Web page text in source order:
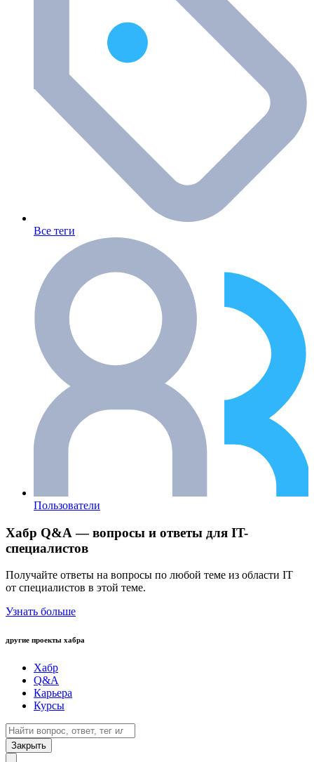
Все теги
Пользователи
Хабр Q&A — вопросы и ответы для IT-
специалистов
Получайте ответы на вопросы по любой теме из области IT
от специалистов в этой теме.
Узнать больше
другие проекты хабра
Хабр
Q&A
Карьера
Курсы
Закрыть